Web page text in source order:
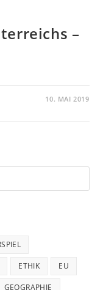
–
10. MAI 2019
ETHIK EU
GEOGRAPHIE